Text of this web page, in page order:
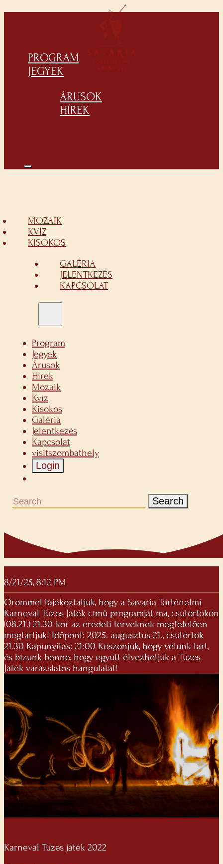
PROGRAM
JEGYEK
ÁRUSOK
HÍREK
MOZAIK
KVÍZ
KISOKOS
GALÉRIA
JELENTKEZÉS
KAPCSOLAT
Program
Jegyek
Árusok
Hírek
Mozaik
Kvíz
Kisokos
Galéria
Jelentkezés
Kapcsolat
visitszombathely
Login
Search
8/21/25, 8:12 PM
Örömmel tájékoztatjuk, hogy a Savaria Történelmi
Karnevál Tüzes Játék című programját ma, csütörtökön
(08.21.) 21.30-kor az eredeti terveknek megfelelően
megtartjuk! Időpont: 2025. augusztus 21., csütörtök
21.30 Kapunyitás: 21:00 Köszönjük, hogy velünk tart,
és bízunk benne, hogy együtt élvezhetjük a Tüzes
Játék varázslatos hangulatát!
Karnevál Tüzes játék 2022